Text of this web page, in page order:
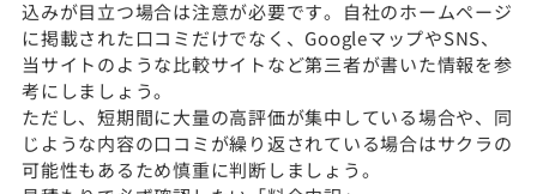
込みが目立つ場合は注意が必要です。自社のホームページ
に掲載された口コミだけでなく、GoogleマップやSNS、
当サイトのような比較サイトなど第三者が書いた情報を参
考にしましょう。
ただし、短期間に大量の高評価が集中している場合や、同
じような内容の口コミが繰り返されている場合はサクラの
可能性もあるため慎重に判断しましょう。